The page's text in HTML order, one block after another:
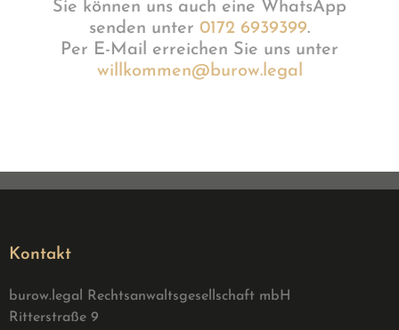
Sie können uns auch eine WhatsApp
senden unter 0172 6939399.
Per E-Mail erreichen Sie uns unter
willkommen@burow.legal
Kontakt
burow.legal Rechtsanwaltsgesellschaft mbH
Ritterstraße 9